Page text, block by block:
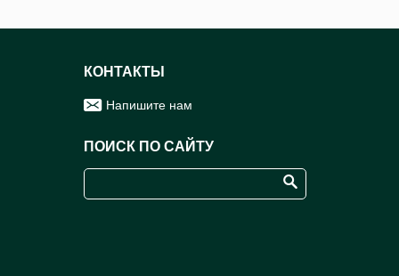
КОНТАКТЫ
Напишите нам
ПОИСК ПО САЙТУ